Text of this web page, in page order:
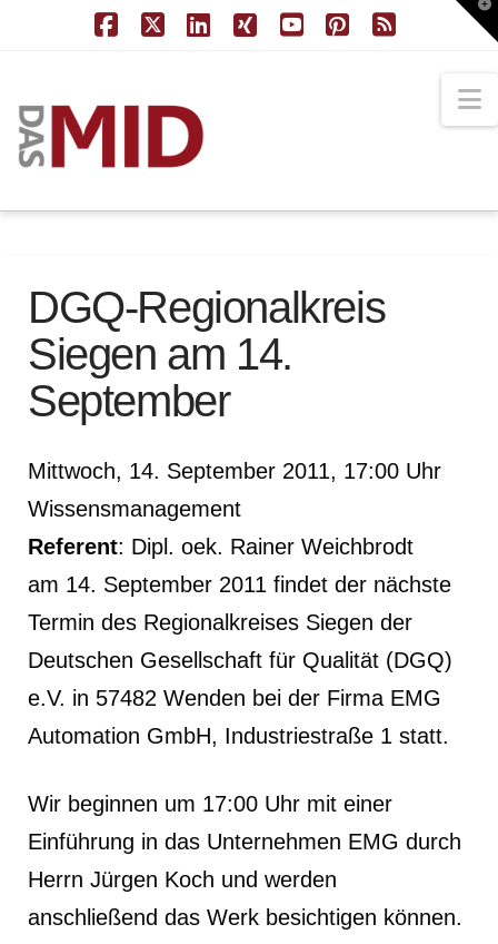
DGQ-Regionalkreis
Siegen am 14.
September
Mittwoch, 14. September 2011, 17:00 Uhr
Wissensmanagement
Referent: Dipl. oek. Rainer Weichbrodt
am 14. September 2011 findet der nächste
Termin des Regionalkreises Siegen der
Deutschen Gesellschaft für Qualität (DGQ)
e.V. in 57482 Wenden bei der Firma EMG
Automation GmbH, Industriestraße 1 statt.
Wir beginnen um 17:00 Uhr mit einer
Einführung in das Unternehmen EMG durch
Herrn Jürgen Koch und werden
anschließend das Werk besichtigen können.